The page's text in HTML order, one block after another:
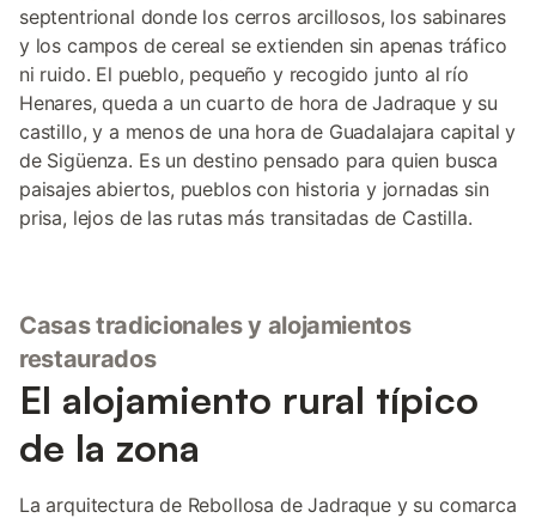
septentrional donde los cerros arcillosos, los sabinares
y los campos de cereal se extienden sin apenas tráfico
ni ruido. El pueblo, pequeño y recogido junto al río
Henares, queda a un cuarto de hora de Jadraque y su
castillo, y a menos de una hora de Guadalajara capital y
de Sigüenza. Es un destino pensado para quien busca
paisajes abiertos, pueblos con historia y jornadas sin
prisa, lejos de las rutas más transitadas de Castilla.
Casas tradicionales y alojamientos
restaurados
El alojamiento rural típico
de la zona
La arquitectura de Rebollosa de Jadraque y su comarca